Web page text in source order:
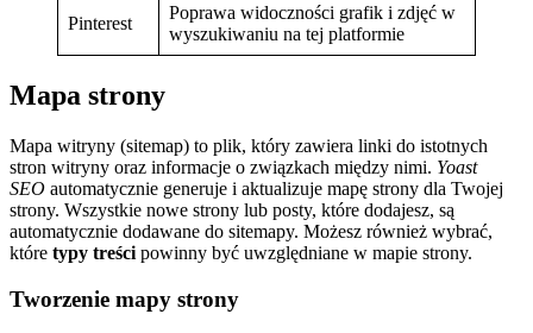
Pinterest
Poprawa widoczności grafik i zdjęć w
wyszukiwaniu na tej platformie
Mapa strony
Mapa witryny (sitemap) to plik, który zawiera linki do istotnych
stron witryny oraz informacje o związkach między nimi. Yoast
SEO automatycznie generuje i aktualizuje mapę strony dla Twojej
strony. Wszystkie nowe strony lub posty, które dodajesz, są
automatycznie dodawane do sitemapy. Możesz również wybrać,
które typy treści powinny być uwzględniane w mapie strony.
Tworzenie mapy strony